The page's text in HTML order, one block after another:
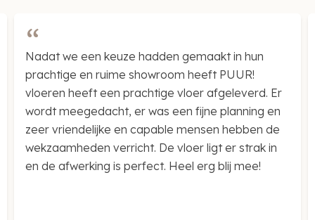
We hebben onze vloer laten ophogen en een
prachtige PVC vloer laten plaatsen. De service
was uitstekend en het werk is uitgevoerd door
echte vakmensen.